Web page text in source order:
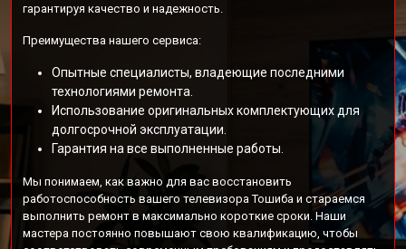
гарантируя качество и надежность.
Преимущества нашего сервиса:
Опытные специалисты, владеющие последними
технологиями ремонта.
Использование оригинальных комплектующих для
долгосрочной эксплуатации.
Гарантия на все выполненные работы.
Мы понимаем, как важно для вас восстановить
работоспособность вашего телевизора Тошиба и стараемся
выполнить ремонт в максимально короткие сроки. Наши
мастера постоянно повышают свою квалификацию, чтобы